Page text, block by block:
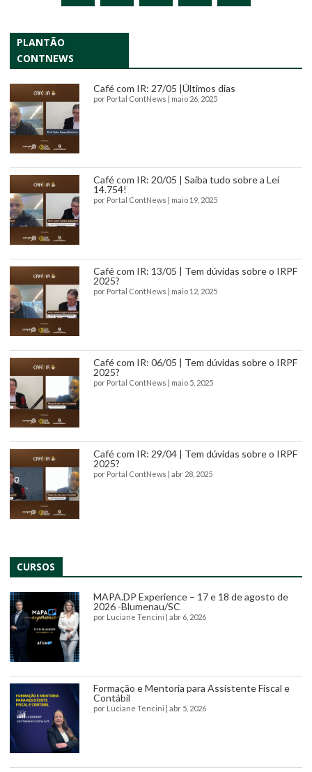
PLANTÃO
CONTNEWS
Café com IR: 27/05 |Últimos dias
por Portal ContNews | maio 26, 2025
Café com IR: 20/05 | Saiba tudo sobre a Lei
14.754!
por Portal ContNews | maio 19, 2025
Café com IR: 13/05 | Tem dúvidas sobre o IRPF
2025?
por Portal ContNews | maio 12, 2025
Café com IR: 06/05 | Tem dúvidas sobre o IRPF
2025?
por Portal ContNews | maio 5, 2025
Café com IR: 29/04 | Tem dúvidas sobre o IRPF
2025?
por Portal ContNews | abr 28, 2025
CURSOS
MAPA.DP Experience – 17 e 18 de agosto de
2026 -Blumenau/SC
por Luciane Tencini | abr 6, 2026
Formação e Mentoria para Assistente Fiscal e
Contábil
por Luciane Tencini | abr 5, 2026